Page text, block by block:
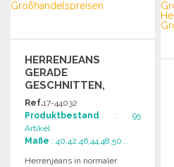
HERRENJEANS
GERADE
GESCHNITTEN,
GEWASCHEN
Ref.17-44032
Produktbestand : 95
Artikel
Maße : 40,42,46,44,48,50...
Herrenjeans in normaler